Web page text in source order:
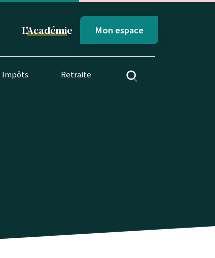
L'Académie Mon espace
Impôts Retraite